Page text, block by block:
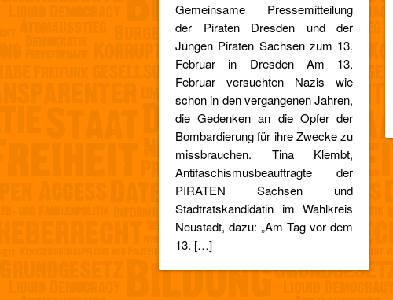
Gemeinsame Pressemitteilung
der Piraten Dresden und der
Jungen Piraten Sachsen zum 13.
Februar in Dresden Am 13.
Februar versuchten Nazis wie
schon in den vergangenen Jahren,
die Gedenken an die Opfer der
Bombardierung für ihre Zwecke zu
missbrauchen. Tina Klembt,
Antifaschismusbeauftragte der
PIRATEN Sachsen und
Stadtratskandidatin im Wahlkreis
Neustadt, dazu: „Am Tag vor dem
13. […]